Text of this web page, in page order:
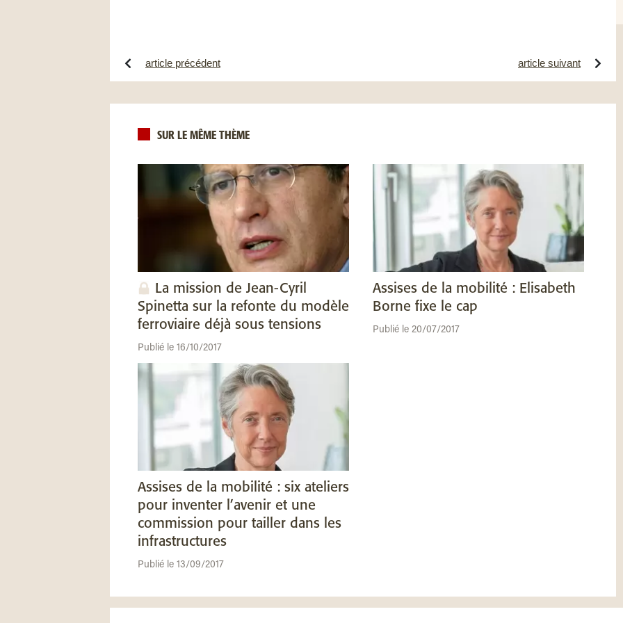
article précédent article suivant
SUR LE MÊME THÈME
La mission de Jean-Cyril
Spinetta sur la refonte du modèle
ferroviaire déjà sous tensions
Publié le 16/10/2017
Assises de la mobilité : Elisabeth
Borne fixe le cap
Publié le 20/07/2017
Assises de la mobilité : six ateliers
pour inventer l’avenir et une
commission pour tailler dans les
infrastructures
Publié le 13/09/2017